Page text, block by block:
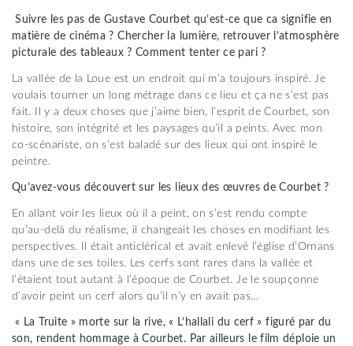
Suivre les pas de Gustave Courbet qu’est-ce que ca signifie en
matière de cinéma ? Chercher la lumière, retrouver l’atmosphère
picturale des tableaux ? Comment tenter ce pari ?
La vallée de la Loue est un endroit qui m’a toujours inspiré. Je
voulais tourner un long métrage dans ce lieu et ça ne s’est pas
fait. Il y a deux choses que j’aime bien, l’esprit de Courbet, son
histoire, son intégrité et les paysages qu’il a peints. Avec mon
co-scénariste, on s’est baladé sur des lieux qui ont inspiré le
peintre.
Qu’avez-vous découvert sur les lieux des œuvres de Courbet ?
En allant voir les lieux où il a peint, on s’est rendu compte
qu’au-delà du réalisme, il changeait les choses en modifiant les
perspectives. Il était anticlérical et avait enlevé l’église d’Ornans
dans une de ses toiles. Les cerfs sont rares dans la vallée et
l’étaient tout autant à l’époque de Courbet. Je le soupçonne
d’avoir peint un cerf alors qu’il n’y en avait pas…
« La Truite » morte sur la rive, « L’hallali du cerf » figuré par du
son, rendent hommage à Courbet. Par ailleurs le film déploie un